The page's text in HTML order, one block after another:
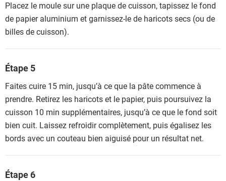
Placez le moule sur une plaque de cuisson, tapissez le fond
de papier aluminium et garnissez-le de haricots secs (ou de
billes de cuisson).
Étape 5
Faites cuire 15 min, jusqu’à ce que la pâte commence à
prendre. Retirez les haricots et le papier, puis poursuivez la
cuisson 10 min supplémentaires, jusqu’à ce que le fond soit
bien cuit. Laissez refroidir complètement, puis égalisez les
bords avec un couteau bien aiguisé pour un résultat net.
Étape 6